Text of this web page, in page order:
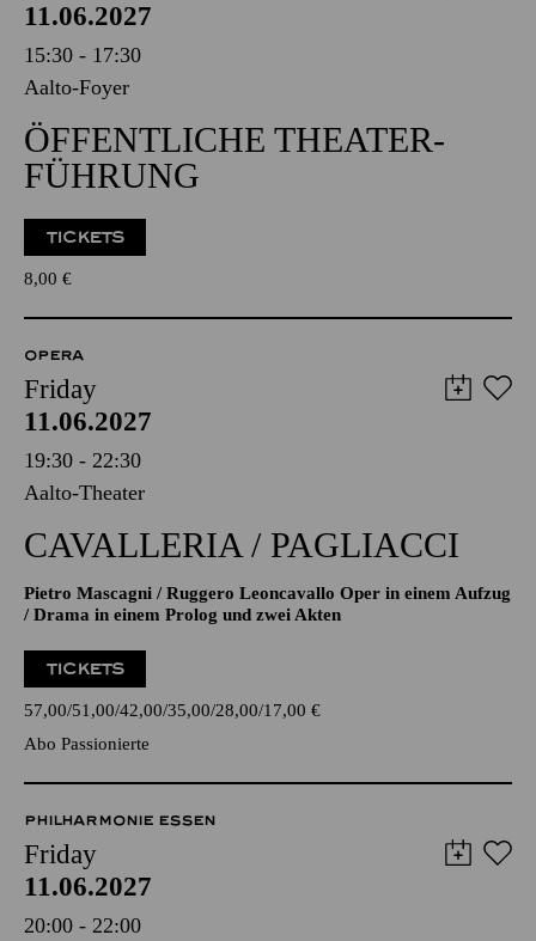
11.06.2027
15:30 - 17:30
Aalto-Foyer
ÖFFENTLICHE THEATER­
FÜHRUNG
TICKETS
8,00 €
OPERA
Friday
11.06.2027
19:30 - 22:30
Aalto-Theater
CAVALLERIA / PAGLIACCI
Pietro Mascagni / Ruggero Leoncavallo Oper in einem Aufzug
/ Drama in einem Prolog und zwei Akten
TICKETS
57,00 51,00 42,00 35,00 28,00 17,00 €
Abo Passionierte
PHILHARMONIE ESSEN
Friday
11.06.2027
20:00 - 22:00